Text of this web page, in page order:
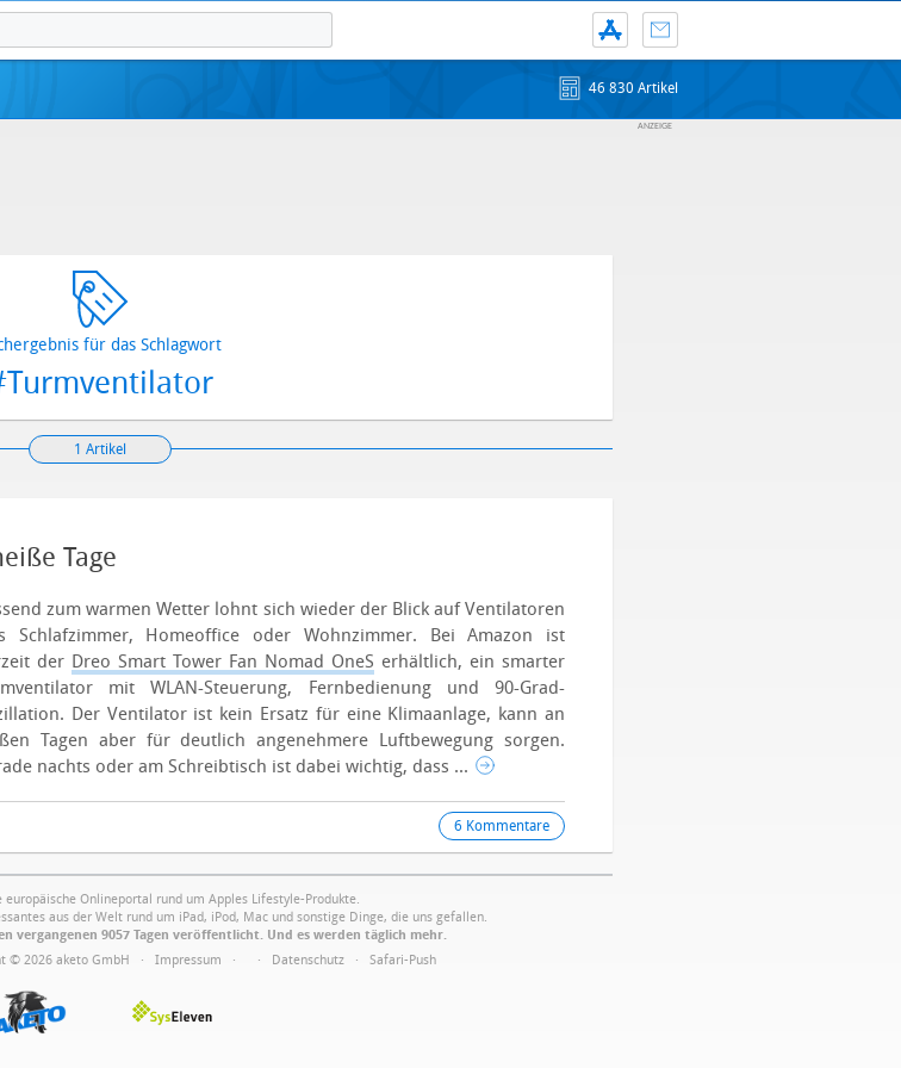
46 830 Artikel
für das Schlagwort
1 Artikel
Tage
zum warmen Wetter lohnt sich wieder der Blick auf Ventilatoren
Schlafzimmer, Homeoffice oder Wohnzimmer. Bei Amazon ist
der Dreo Smart Tower Fan Nomad OneS erhältlich, ein smarter
mit WLAN-Steuerung, Fernbedienung und 90-Grad-
Der Ventilator ist kein Ersatz für eine Klimaanlage, kann an
Tagen aber für deutlich angenehmere Luftbewegung sorgen.
nachts oder am Schreibtisch ist dabei wichtig, dass ...
6 Kommentare
Onlineportal rund um Apples Lifestyle-Produkte.
aus der Welt rund um iPad, iPod, Mac und sonstige Dinge, die uns gefallen.
vergangenen 9057 Tagen veröffentlicht. Und es werden täglich mehr.
© 2026 aketo GmbH · Impressum · · Datenschutz · Safari-Push